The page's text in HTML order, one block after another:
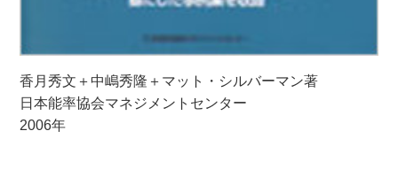
香月秀文＋中嶋秀隆＋マット・シルバーマン著
日本能率協会マネジメントセンター
2006年